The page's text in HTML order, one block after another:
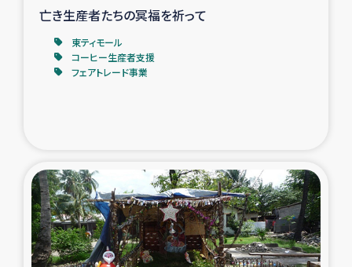
亡き生産者たちの冥福を祈って
東ティモール
コーヒー生産者支援
フェアトレード事業